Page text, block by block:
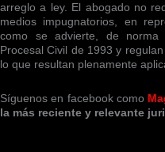
arreglo a ley. El abogado no
medios impugnatorios, en
como se advierte, de
Procesal Civil de 1993 y
lo que resultan plenamente
Síguenos en facebook como
la más reciente y relevante